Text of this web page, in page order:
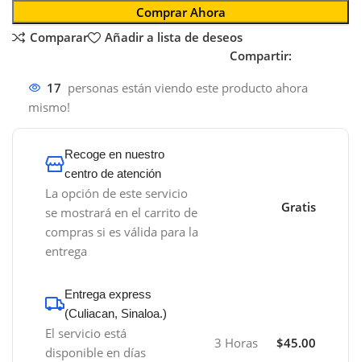
Comprar Ahora
Comparar
Añadir a lista de deseos
Compartir:
17 personas están viendo este producto ahora
mismo!
Recoge en nuestro
centro de atención
La opción de este servicio
se mostrará en el carrito de
compras si es válida para la
entrega
Gratis
Entrega express
(Culiacan, Sinaloa.)
El servicio está
disponible en días
3 Horas $45.00